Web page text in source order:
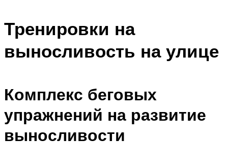
Тренировки на
выносливость на улице
Комплекс беговых
упражнений на развитие
выносливости